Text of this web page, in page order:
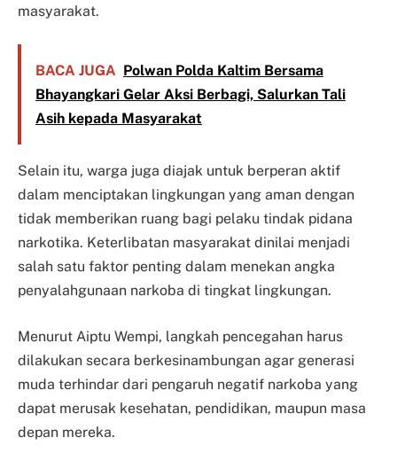
masyarakat.
BACA JUGA Polwan Polda Kaltim Bersama
Bhayangkari Gelar Aksi Berbagi, Salurkan Tali
Asih kepada Masyarakat
Selain itu, warga juga diajak untuk berperan aktif
dalam menciptakan lingkungan yang aman dengan
tidak memberikan ruang bagi pelaku tindak pidana
narkotika. Keterlibatan masyarakat dinilai menjadi
salah satu faktor penting dalam menekan angka
penyalahgunaan narkoba di tingkat lingkungan.
Menurut Aiptu Wempi, langkah pencegahan harus
dilakukan secara berkesinambungan agar generasi
muda terhindar dari pengaruh negatif narkoba yang
dapat merusak kesehatan, pendidikan, maupun masa
depan mereka.